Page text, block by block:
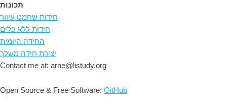
תכונות
חידות שחמט עיוור
חידות ללא כלים
החידה היומית
יצירת חידה משלך
Contact me at: arne@listudy.org
Open Source & Free Software: GitHub